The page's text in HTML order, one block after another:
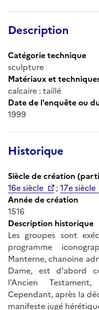
Description
Catégorie technique
sculpture
Matériaux et
calcaire : taillé
Date de l'enquête ou
1999
Historique
Siècle de création
16e siècle
;17e siècle
Année de création
1516
Description historique
Les groupes sont
programme
Manterne, chanoine
Dame, est d'abord
l'Ancien
Cependant, après la
manifeste jugé